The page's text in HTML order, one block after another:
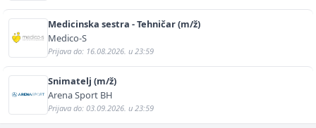
Medicinska sestra - Tehničar (m/ž)
Medico-S
Prijava do: 16.08.2026. u 23:59
Snimatelj (m/ž)
Arena Sport BH
Prijava do: 03.09.2026. u 23:59